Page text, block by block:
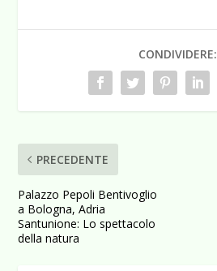
CONDIVIDERE:
PRECEDENTE
Palazzo Pepoli Bentivoglio
a Bologna, Adria
Santunione: Lo spettacolo
della natura